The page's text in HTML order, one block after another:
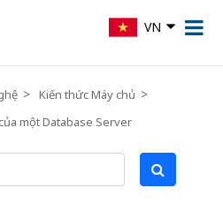
VN
Kiến thức Máy chủ
một Database Server